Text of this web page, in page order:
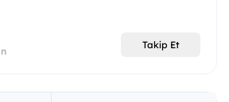
Takip Et